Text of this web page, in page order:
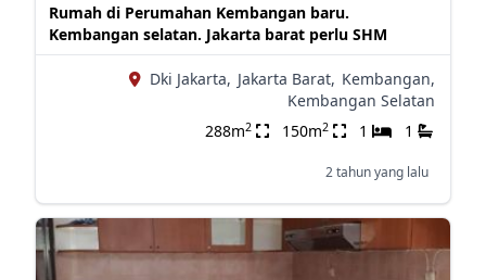
Rumah di Perumahan Kembangan baru.
Kembangan selatan. Jakarta barat perlu SHM
Dki Jakarta, Jakarta Barat, Kembangan,
Kembangan Selatan
288m2 150m2 1 1
2 tahun yang lalu